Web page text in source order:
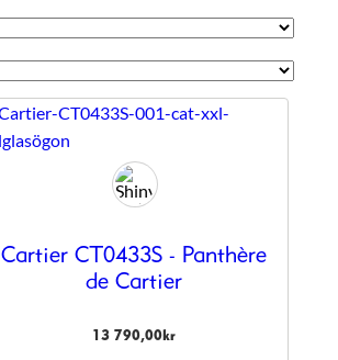
Cartier CT0433S - Panthère
de Cartier
13 790,00kr